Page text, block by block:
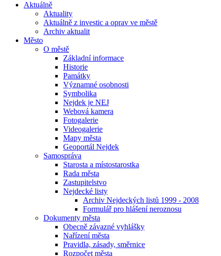
Aktuálně
Aktuality
Aktuálně z investic a oprav ve městě
Archiv aktualit
Město
O městě
Základní informace
Historie
Památky
Významné osobnosti
Symbolika
Nejdek je NEJ
Webová kamera
Fotogalerie
Videogalerie
Mapy města
Geoportál Nejdek
Samospráva
Starosta a místostarostka
Rada města
Zastupitelstvo
Nejdecké listy
Archiv Nejdeckých listů 1999 - 2008
Formulář pro hlášení neroznosu
Dokumenty města
Obecně závazné vyhlášky
Nařízení města
Pravidla, zásady, směrnice
Rozpočet města